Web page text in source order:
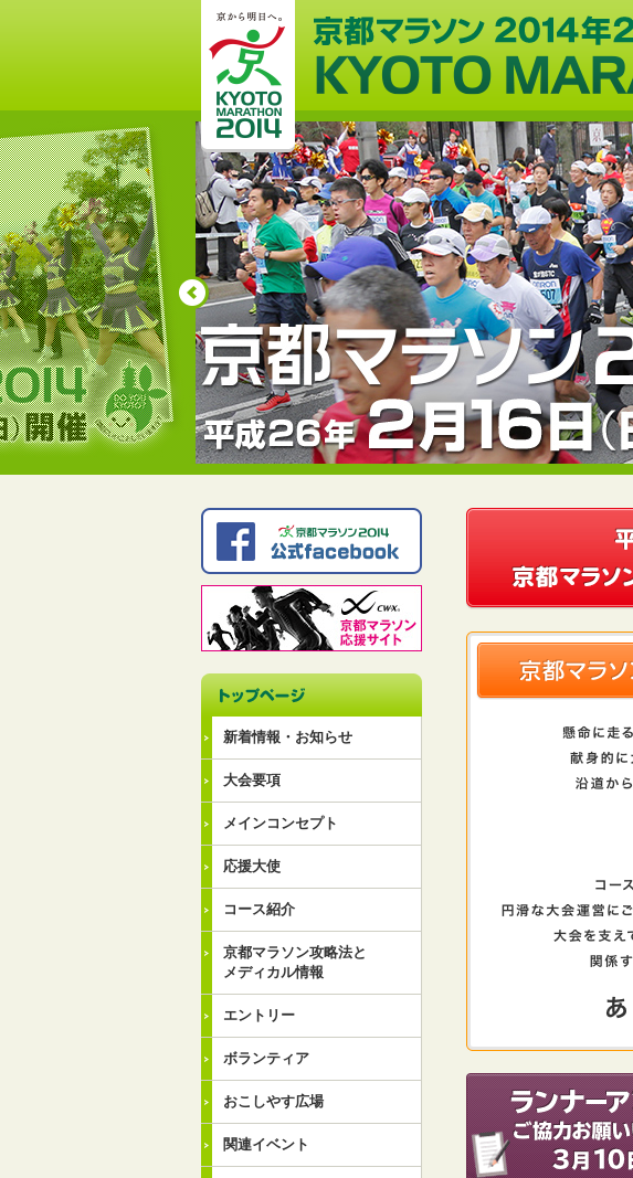
新着情報・お知らせ
大会要項
メインコンセプト
応援大使
コース紹介
京都マラソン攻略法と
メディカル情報
エントリー
ボランティア
おこしやす広場
関連イベント